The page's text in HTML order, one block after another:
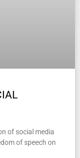
of social media
of speech on